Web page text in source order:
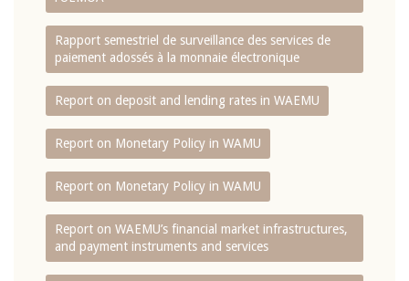
Rapport semestriel de surveillance des services de
paiement adossés à la monnaie électronique
Report on deposit and lending rates in WAEMU
Report on Monetary Policy in WAMU
Report on Monetary Policy in WAMU
Report on WAEMU’s financial market infrastructures,
and payment instruments and services